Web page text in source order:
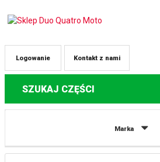
Kontakt z nami
Logowanie
SZUKAJ CZĘŚCI
Marka
Wyszukiwarka
Części do quadów Yamaha
’99-’04; YFM BIG BEAR ’07-’10; YFB 250